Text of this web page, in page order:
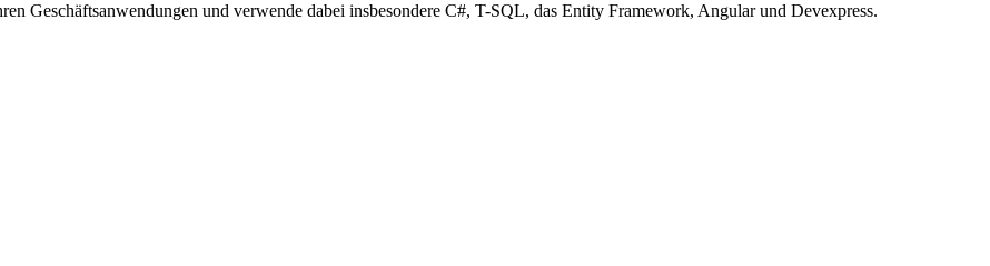
Geschäftsanwendungen und verwende dabei insbesondere C#, T-SQL, das Entity Framework, Angular und Devexpress.